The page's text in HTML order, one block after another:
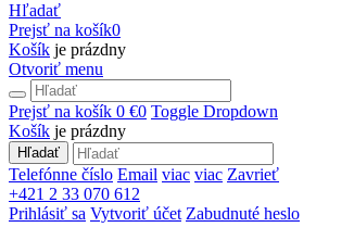
Hľadať
Prejsť na košík0
Košík je prázdny
Otvoriť menu
Prejsť na košík 0 €0 Toggle Dropdown
Košík je prázdny
Hľadať
Telefónne číslo Email viac viac Zavrieť
+421 2 33 070 612
Prihlásiť sa Vytvoriť účet Zabudnuté heslo